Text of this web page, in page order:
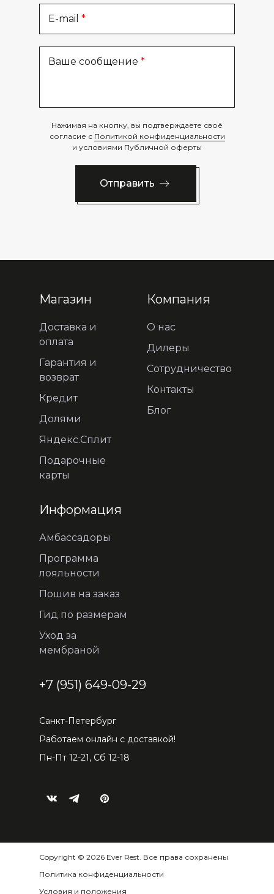
E-mail
Ваше сообщение
Нажимая на кнопку, вы подтверждаете своё
согласие с Политикой конфиденциальности
и условиями Публичной оферты
Отправить
Магазин
Доставка и
оплата
Гарантия и
возврат
Кредит
Долями
Яндекс.Сплит
Подарочные
карты
Компания
О нас
Дилеры
Сотрудничество
Контакты
Блог
Информация
Амбассадоры
Программа
лояльности
Пошив на заказ
Гид по размерам
Уход за
мембраной
+7 (951) 649-09-29
Санкт-Петербург
Работаем онлайн с доставкой!
Пн-Пт 12-21, Сб 12-18
Copyright © 2026 Ever Rest. Все права сохранены
Политика конфиденциальности
Условия и положения